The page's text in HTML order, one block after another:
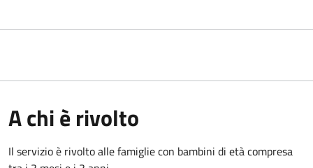
A chi è rivolto
Il servizio è rivolto alle famiglie con bambini di età compresa